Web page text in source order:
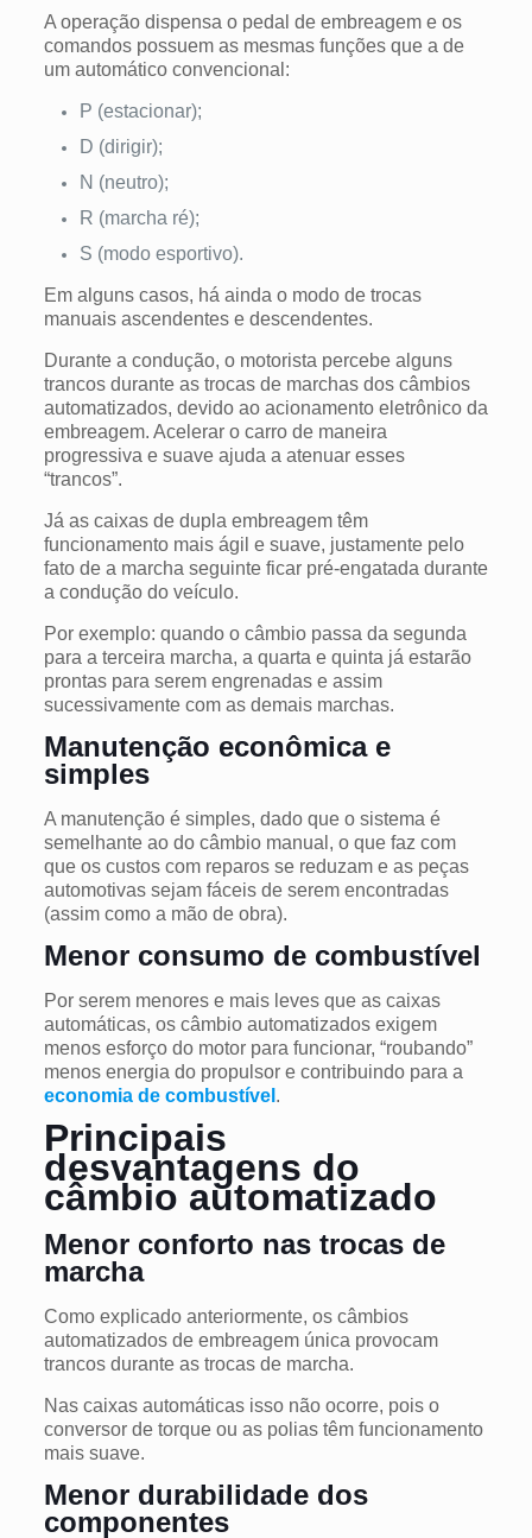
A operação dispensa o pedal de embreagem e os
comandos possuem as mesmas funções que a de
um automático convencional:
P (estacionar);
D (dirigir);
N (neutro);
R (marcha ré);
S (modo esportivo).
Em alguns casos, há ainda o modo de trocas
manuais ascendentes e descendentes.
Durante a condução, o motorista percebe alguns
trancos durante as trocas de marchas dos câmbios
automatizados, devido ao acionamento eletrônico da
embreagem. Acelerar o carro de maneira
progressiva e suave ajuda a atenuar esses
“trancos”.
Já as caixas de dupla embreagem têm
funcionamento mais ágil e suave, justamente pelo
fato de a marcha seguinte ficar pré-engatada durante
a condução do veículo.
Por exemplo: quando o câmbio passa da segunda
para a terceira marcha, a quarta e quinta já estarão
prontas para serem engrenadas e assim
sucessivamente com as demais marchas.
Manutenção econômica e
simples
A manutenção é simples, dado que o sistema é
semelhante ao do câmbio manual, o que faz com
que os custos com reparos se reduzam e as peças
automotivas sejam fáceis de serem encontradas
(assim como a mão de obra).
Menor consumo de combustível
Por serem menores e mais leves que as caixas
automáticas, os câmbio automatizados exigem
menos esforço do motor para funcionar, “roubando”
menos energia do propulsor e contribuindo para a
economia de combustível .
Principais
desvantagens do
câmbio automatizado
Menor conforto nas trocas de
marcha
Como explicado anteriormente, os câmbios
automatizados de embreagem única provocam
trancos durante as trocas de marcha.
Nas caixas automáticas isso não ocorre, pois o
conversor de torque ou as polias têm funcionamento
mais suave.
Menor durabilidade dos
componentes